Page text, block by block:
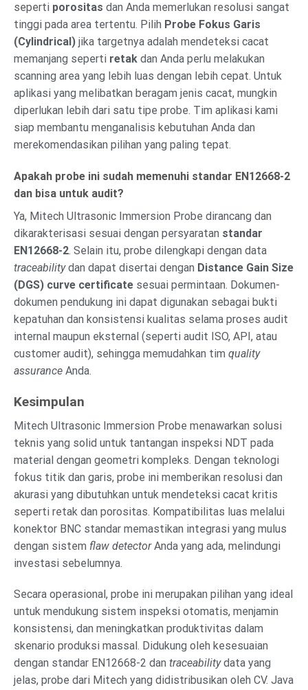
seperti porositas dan Anda memerlukan resolusi sangat
tinggi pada area tertentu. Pilih Probe Fokus Garis
(Cylindrical) jika targetnya adalah mendeteksi cacat
memanjang seperti retak dan Anda perlu melakukan
scanning area yang lebih luas dengan lebih cepat. Untuk
aplikasi yang melibatkan beragam jenis cacat, mungkin
diperlukan lebih dari satu tipe probe. Tim aplikasi kami
siap membantu menganalisis kebutuhan Anda dan
merekomendasikan pilihan yang paling tepat.
Apakah probe ini sudah memenuhi standar EN12668-2
dan bisa untuk audit?
Ya, Mitech Ultrasonic Immersion Probe dirancang dan
dikarakterisasi sesuai dengan persyaratan standar
EN12668-2. Selain itu, probe dilengkapi dengan data
traceabilitydan dapat disertai dengan Distance Gain Size
(DGS) curve certificate sesuai permintaan. Dokumen-
dokumen pendukung ini dapat digunakan sebagai bukti
kepatuhan dan konsistensi kualitas selama proses audit
internal maupun eksternal (seperti audit ISO, API, atau
customer audit), sehingga memudahkan tim quality
assurance Anda.
Kesimpulan
Mitech Ultrasonic Immersion Probe menawarkan solusi
teknis yang solid untuk tantangan inspeksi NDT pada
material dengan geometri kompleks. Dengan teknologi
fokus titik dan garis, probe ini memberikan resolusi dan
akurasi yang dibutuhkan untuk mendeteksi cacat kritis
seperti retak dan porositas. Kompatibilitas luas melalui
konektor BNC standar memastikan integrasi yang mulus
dengan sistem flaw detectorAnda yang ada, melindungi
investasi sebelumnya.
Secara operasional, probe ini merupakan pilihan yang ideal
untuk mendukung sistem inspeksi otomatis, menjamin
konsistensi, dan meningkatkan produktivitas dalam
skenario produksi massal. Didukung oleh kesesuaian
dengan standar EN12668-2 dan traceabilitydata yang
jelas, probe dari Mitech yang didistribusikan oleh CV. Java